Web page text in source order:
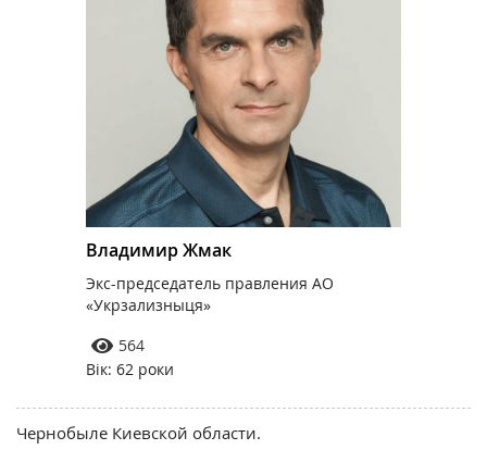
Владимир Жмак
Экс-председатель правления АО
«Укрзализныця»
564
Вік: 62 роки
Чернобыле Киевской области.